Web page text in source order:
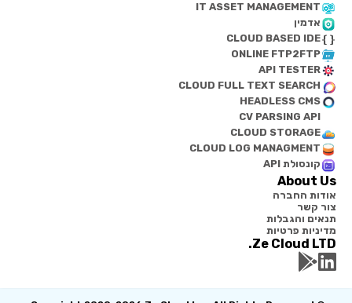
IT ASSET MANAGEMENT
אדמין
CLOUD BASED IDE
ONLINE FTP2FTP
API TESTER
CLOUD FULL TEXT SEARCH
HEADLESS CMS
CV PARSING API
CLOUD STORAGE
CLOUD LOG MANAGMENT
קונסולת API
About Us
אודות החברה
צור קשר
תנאים והגבלות
מדיניות פרטיות
Ze Cloud LTD.